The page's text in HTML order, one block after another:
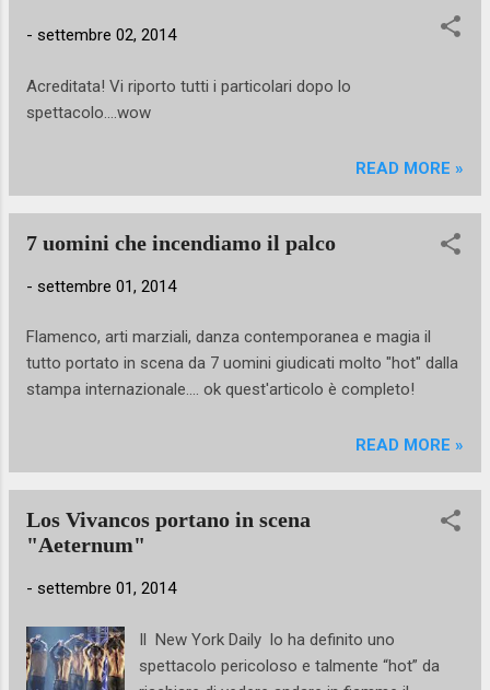
sintonia perfetta e rara tra mare, stelle e
di Alberto Testa, direttore artistico per un
trentennio, e da allora conferisce l’ambito
mondiale. Dal 2011 l’evento gode della
di numerosi eventi legati all’arte tra cui
Taormina Arte, Mittelfest, Como Città della
Ravello Festival, Auditorium Parco della
riconosciuto il merito di aver dato alla
kermesse un carattere cosmopolita
scegliendo come membri della giuria per...
- settembre 02, 2014
Acreditata! Vi riporto tutti i particolari dopo lo
spettacolo....wow
READ MORE »
7 uomini che incendiamo il palco
- settembre 01, 2014
Flamenco, arti marziali, danza contemporanea e magia il
tutto portato in scena da 7 uomini giudicati molto "hot" dalla
stampa internazionale.... ok quest'articolo è completo!
READ MORE »
Los Vivancos portano in scena
"Aeternum"
- settembre 01, 2014
Il New York Daily lo ha definito uno
spettacolo pericoloso e talmente “hot” da